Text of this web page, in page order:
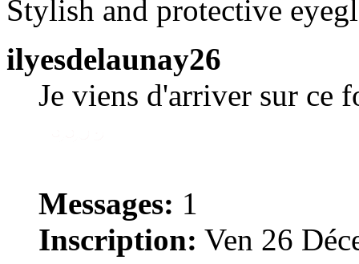
Stylish and protective
ilyesdelaunay26
Je viens d'arriver sur ce
Messages: 1
Inscription: Ven 26